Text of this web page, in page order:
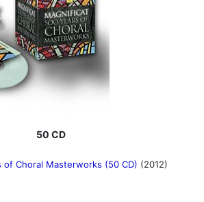
50 CD
of Choral Masterworks (50 CD) (2012)